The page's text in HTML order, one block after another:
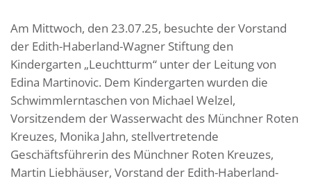
Am Mittwoch, den 23.07.25, besuchte der Vorstand
der Edith-Haberland-Wagner Stiftung den
Kindergarten „Leuchtturm“ unter der Leitung von
Edina Martinovic. Dem Kindergarten wurden die
Schwimmlerntaschen von Michael Welzel,
Vorsitzendem der Wasserwacht des Münchner Roten
Kreuzes, Monika Jahn, stellvertretende
Geschäftsführerin des Münchner Roten Kreuzes,
Martin Liebhäuser, Vorstand der Edith-Haberland-